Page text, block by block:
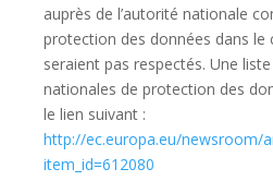
auprès de l’autorité nationale
protection des données dans le
seraient pas respectés. Une
nationales de protection des
le lien suivant :
http://ec.europa.eu/newsroom/
item_id=612080